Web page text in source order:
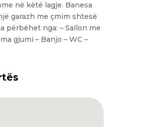
në këtë lagje. Banesa
garazh me çmim shtesë
përbëhet nga: – Sallon me
gjumi – Banjo – WC –